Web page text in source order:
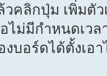
คลิกปุ่ม เพิ่มตั
ไม่มีกำหนดเว
งบอร์ดได้ตั้งเอา